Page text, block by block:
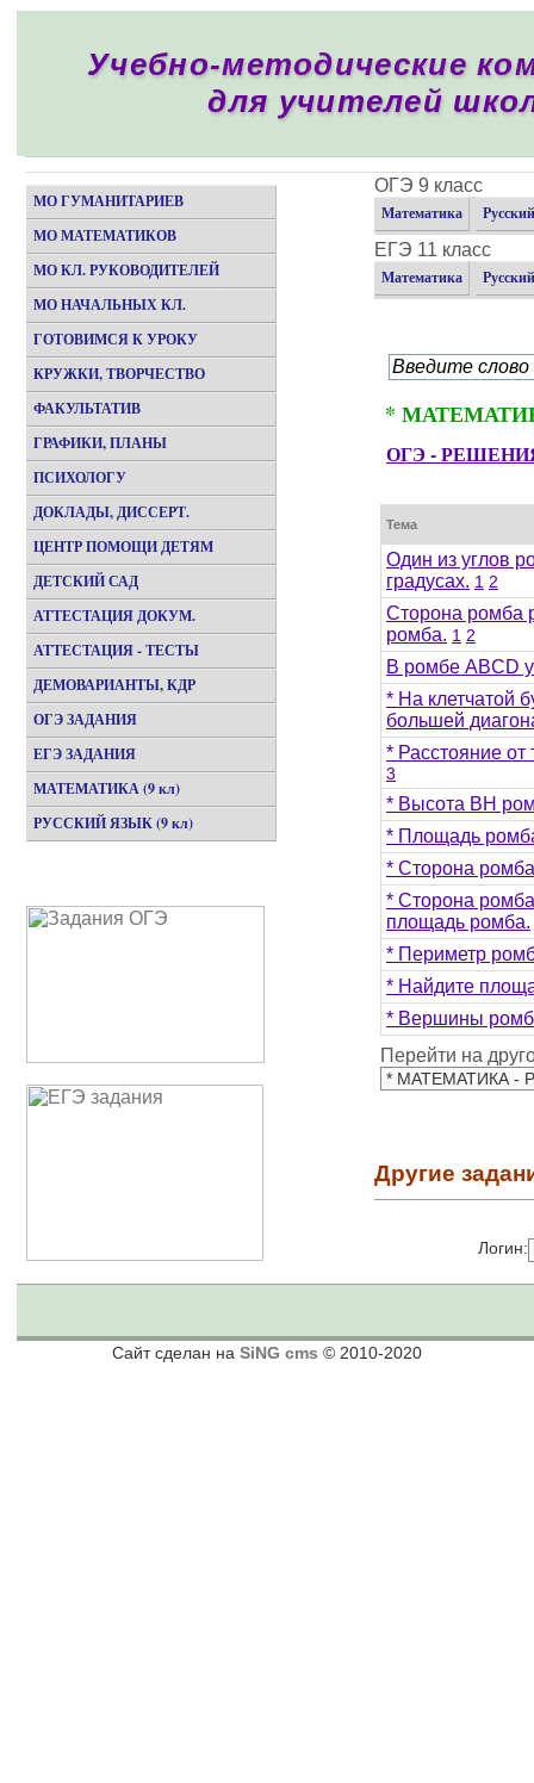
Учебно-методические
для учителей
МО ГУМАНИТАРИЕВ
МО МАТЕМАТИКОВ
МО КЛ. РУКОВОДИТЕЛЕЙ
МО НАЧАЛЬНЫХ КЛ.
ГОТОВИМСЯ К УРОКУ
КРУЖКИ, ТВОРЧЕСТВО
ФАКУЛЬТАТИВ
ГРАФИКИ, ПЛАНЫ
ПСИХОЛОГУ
ДОКЛАДЫ, ДИССЕРТ.
ЦЕНТР ПОМОЩИ ДЕТЯМ
ДЕТСКИЙ САД
АТТЕСТАЦИЯ ДОКУМ.
АТТЕСТАЦИЯ - ТЕСТЫ
ДЕМОВАРИАНТЫ, КДР
ОГЭ ЗАДАНИЯ
ЕГЭ ЗАДАНИЯ
МАТЕМАТИКА (9 кл)
РУССКИЙ ЯЗЫК (9 кл)
ОГЭ 9 класс
Математика
ЕГЭ 11 класс
Математика
*
ОГЭ -
Тема
Один из углов
градусах. 1 2
Сторона ромба
ромба. 1 2
В ромбе ABCD
* На клетчатой
большей
* Расстояние от
3
* Высота BH
* Площадь
* Сторона
* Сторона
площадь ромба.
* Периметр
* Найдите
* Вершины
Перейти на
Другие
Логин:
Сайт сделан на SiNG cms © 2010-2020